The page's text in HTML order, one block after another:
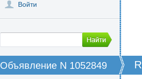
Войти
Объявление N 1052849